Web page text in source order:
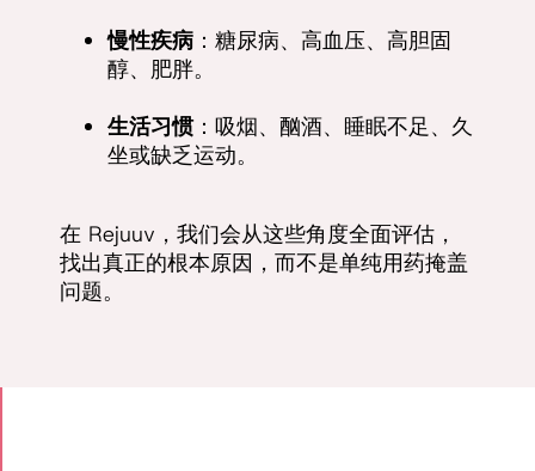
慢性疾病 ：糖尿病、高血压、高胆固
醇、肥胖。
生活习惯：吸烟、酗酒、睡眠不足、久
坐或缺乏运动。
在 Rejuuv，我们会从这些角度全面评估，
找出真正的根本原因，而不是单纯用药掩盖
问题。